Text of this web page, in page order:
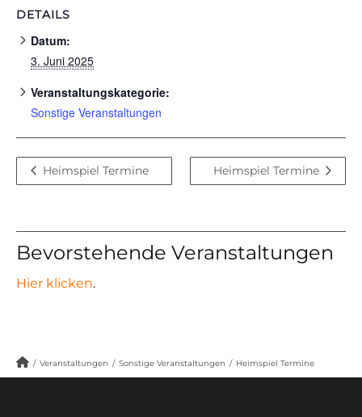
DETAILS
Datum:
3. Juni 2025
Veranstaltungskategorie:
Sonstige Veranstaltungen
Heimspiel Termine Heimspiel Termine
Bevorstehende Veranstaltungen
Hier klicken.
/ Veranstaltungen / Sonstige Veranstaltungen / Heimspiel Termine